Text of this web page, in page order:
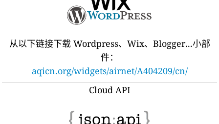
从以下链接下载 Wordpress、Wix、Blogger...小部
件：
aqicn.org/widgets/airnet/A404209/cn/
Cloud API